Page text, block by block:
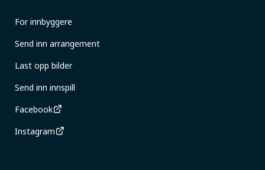
For innbyggere
Send inn arrangement
Last opp bilder
Send inn innspill
Facebook
Instagram